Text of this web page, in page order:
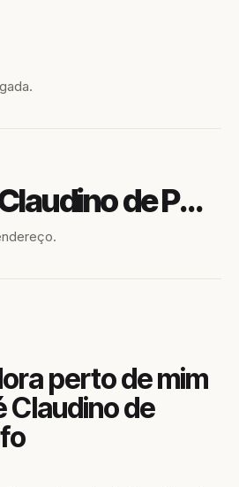
Rua José Claudino de Paula
perto de mim
Claudino de